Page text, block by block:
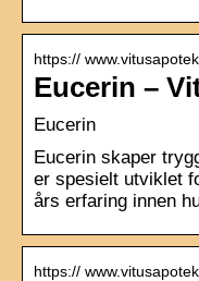
https://
Eucerin –
Eucerin
Eucerin skaper
er spesielt utviklet
års erfaring innen
https://